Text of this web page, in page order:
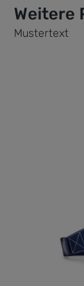
Weitere
Mustertext